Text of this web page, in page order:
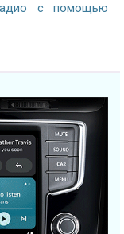
с помощью